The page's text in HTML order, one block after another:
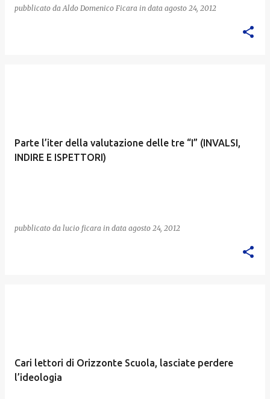
pubblicato da Aldo Domenico Ficara in data agosto 24, 2012
Parte l’iter della valutazione delle tre “I” (INVALSI,
INDIRE E ISPETTORI)
pubblicato da lucio ficara in data agosto 24, 2012
Cari lettori di Orizzonte Scuola, lasciate perdere
l’ideologia